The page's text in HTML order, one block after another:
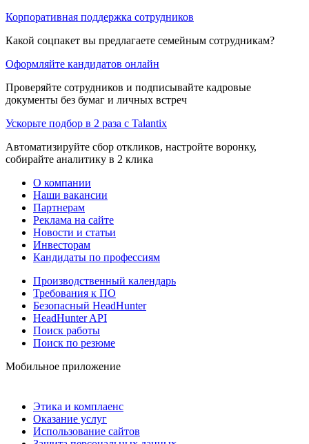
Корпоративная поддержка сотрудников
Какой соцпакет вы предлагаете семейным сотрудникам?
Оформляйте кандидатов онлайн
Проверяйте сотрудников и подписывайте кадровые
документы без бумаг и личных встреч
Ускорьте подбор в 2 раза с Talantix
Автоматизируйте сбор откликов, настройте воронку,
собирайте аналитику в 2 клика
О компании
Наши вакансии
Партнерам
Реклама на сайте
Новости и статьи
Инвесторам
Кандидаты по профессиям
Производственный календарь
Требования к ПО
Безопасный HeadHunter
HeadHunter API
Поиск работы
Поиск по резюме
Мобильное приложение
Этика и комплаенс
Оказание услуг
Использование сайтов